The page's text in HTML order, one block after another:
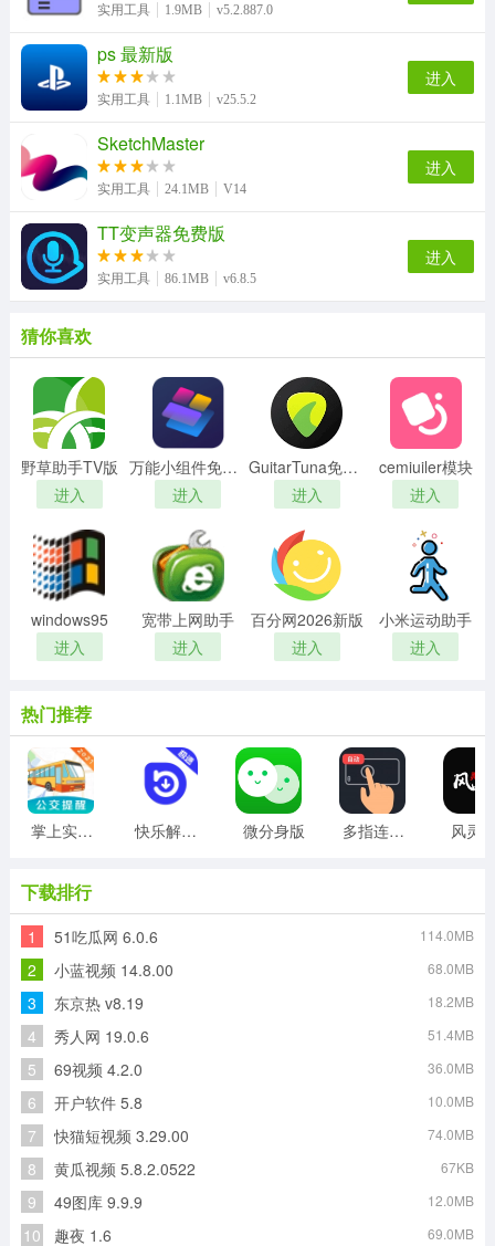
实用工具 1.9MB v5.2.887.0
ps 最新版
实用工具 1.1MB v25.5.2
进入
SketchMaster
实用工具 24.1MB V14
进入
TT变声器免费版
实用工具 86.1MB v6.8.5
进入
猜你喜欢
野草助手TV版
进入
万能小组件免费版
进入
GuitarTuna免费版
进入
cemiuiler模块
进入
windows95
进入
宽带上网助手
进入
百分网2026新版
进入
小米运动助手
进入
热门推荐
掌上实时公交 快乐解锁版 微分身版 多指连点器 风灵
下载排行
1 51吃瓜网 6.0.6 114.0MB
2 小蓝视频 14.8.00 68.0MB
3 东京热 v8.19 18.2MB
4 秀人网 19.0.6 51.4MB
5 69视频 4.2.0 36.0MB
6 开户软件 5.8 10.0MB
7 快猫短视频 3.29.00 74.0MB
8 黄瓜视频 5.8.2.0522 67KB
9 49图库 9.9.9 12.0MB
10 趣夜 1.6 69.0MB